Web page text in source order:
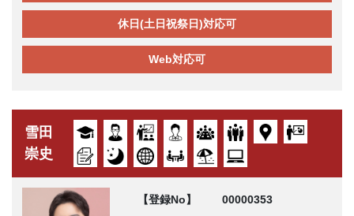
休日(土日祝祭日)対応可
Web対応可
雪田
崇史
【登録No】
00000353